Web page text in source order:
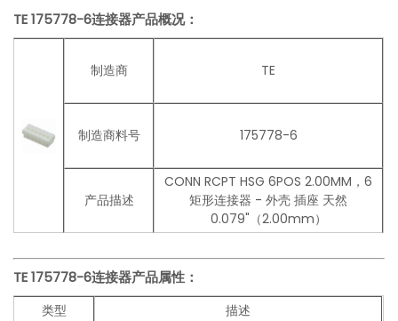
TE 175778-6连接器产品概况：
制造商 TE
制造商料号 175778-6
产品描述
CONN RCPT HSG 6POS 2.00MM，6
矩形连接器 - 外壳 插座 天然
0.079"（2.00mm）
TE 175778-6连接器产品属性：
类型 描述